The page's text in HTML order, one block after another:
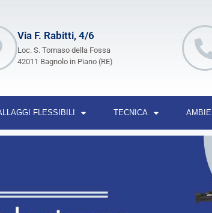
Via F. Rabitti, 4/6
Loc. S. Tomaso della Fossa
42011 Bagnolo in Piano (RE)
FLESSIBILI TECNICA